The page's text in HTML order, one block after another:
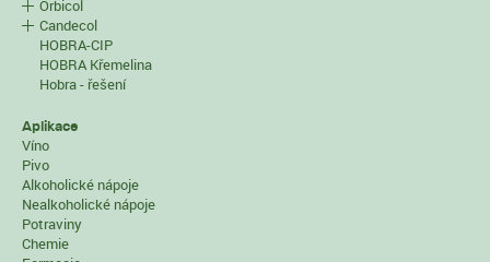
Orbicol
Candecol
HOBRA-CIP
HOBRA Křemelina
Hobra - řešení
Aplikace
Víno
Pivo
Alkoholické nápoje
Nealkoholické nápoje
Potraviny
Chemie